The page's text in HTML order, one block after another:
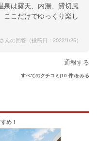
泉は露天、内湯、貸切風
ここだけでゆっくり楽し
んの回答（投稿日：2022/1/25）
通報する
すべてのクチコミ(10 件)をみる
め！